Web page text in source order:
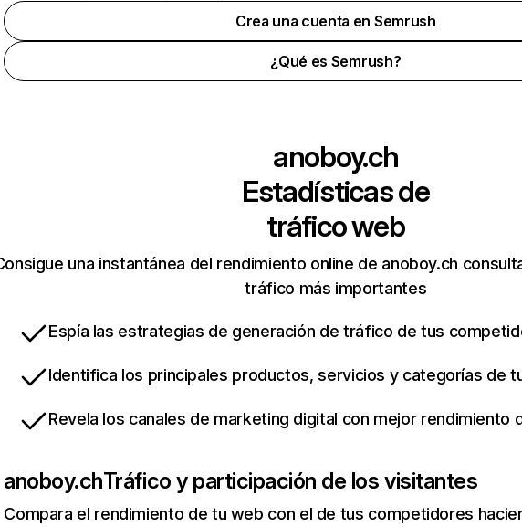
Crea una cuenta en Semrush
¿Qué es Semrush?
anoboy.ch
Estadísticas de
tráfico web
una instantánea del rendimiento online de anoboy.ch
tráfico más importantes
Espía las estrategias de generación de tráfico de tus
Identifica los principales productos, servicios y categorías de
Revela los canales de marketing digital con mejor rendimiento
anoboy.chTráfico y participación de los visitantes
Compara el rendimiento de tu web con el de tus competidores